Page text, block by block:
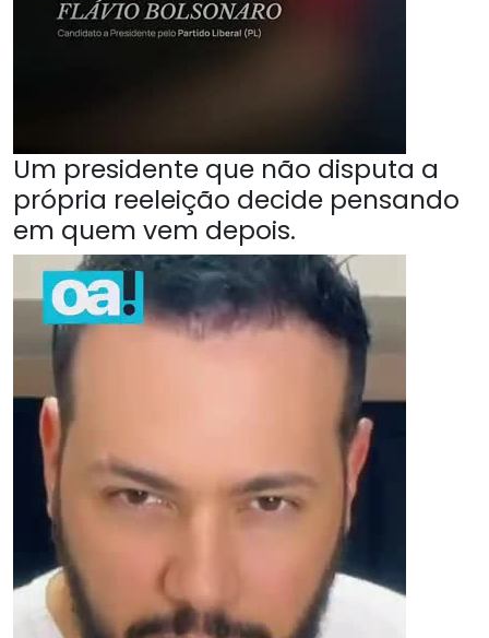
Um presidente que não disputa a
própria reeleição decide pensando
em quem vem depois.